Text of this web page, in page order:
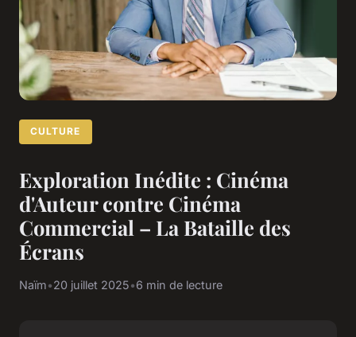
CULTURE
Exploration Inédite : Cinéma
d'Auteur contre Cinéma
Commercial – La Bataille des
Écrans
Naïm•20 juillet 2025•6 min de lecture